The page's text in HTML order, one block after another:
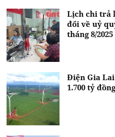
Lịch chi trả
đổi về uỷ
tháng 8/2025
Điện Gia
1.700 tỷ